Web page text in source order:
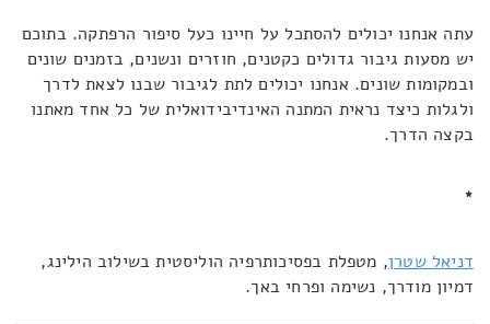
עתה אנחנו יכולים להסתכל על חיינו כעל סיפור הרפתקה. בתוכם
יש מסעות גיבור גדולים כקטנים, חוזרים ונשנים, בזמנים שונים
ובמקומות שונים. אנחנו יכולים לתת לגיבור שבנו לצאת לדרך
ולגלות כיצד נראית המתנה האינדיבידואלית של כל אחד מאתנו
בקצה הדרך.
*
דניאל שטרן, מטפלת בפסיכותרפיה הוליסטית בשילוב הילינג,
דמיון מודרך, נשימה ופרחי באך.